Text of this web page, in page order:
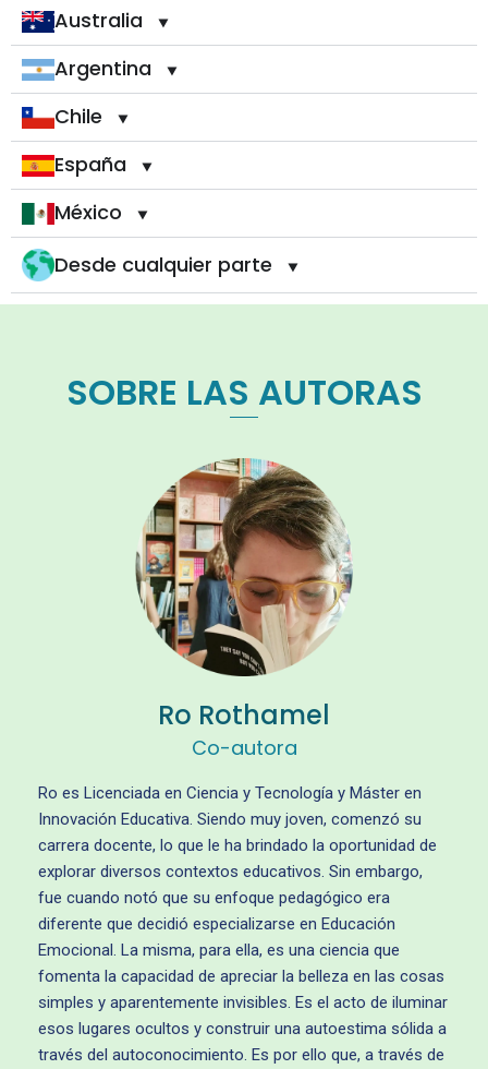
Australia
Argentina
Chile
España
México
Desde cualquier parte
SOBRE LAS AUTORAS
Ro Rothamel
Co-autora
Ro es Licenciada en Ciencia y Tecnología y Máster en
Innovación Educativa. Siendo muy joven, comenzó su
carrera docente, lo que le ha brindado la oportunidad de
explorar diversos contextos educativos. Sin embargo,
fue cuando notó que su enfoque pedagógico era
diferente que decidió especializarse en Educación
Emocional. La misma, para ella, es una ciencia que
fomenta la capacidad de apreciar la belleza en las cosas
simples y aparentemente invisibles. Es el acto de iluminar
esos lugares ocultos y construir una autoestima sólida a
través del autoconocimiento. Es por ello que, a través de